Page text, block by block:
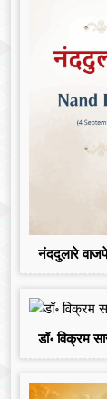
नंददुलारे
डॉ॰ विक्रम